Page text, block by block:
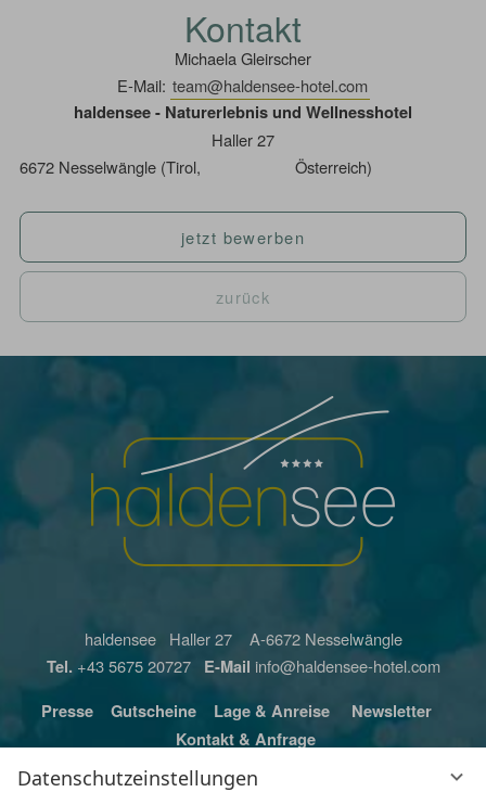
Datenschutzeinstellungen
Kontakt
Michaela Gleirscher
E-Mail: team@haldensee-hotel.com
haldensee - Naturerlebnis und Wellnesshotel
Haller 27
6672 Nesselwängle (Tirol, Österreich)
jetzt bewerben
zurück
haldensee Haller 27 A-6672 Nesselwängle
Tel. +43 5675 20727 E-Mail info@haldensee-hotel.com
Presse Gutscheine Lage & Anreise
Newsletter
Kontakt & Anfrage